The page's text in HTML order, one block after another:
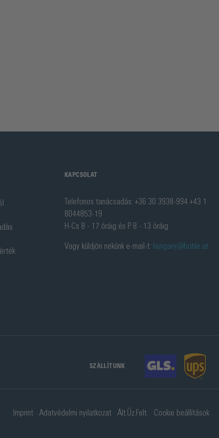
KAPCSOLAT
Telefonos tanácsadás: +36 30 3938-994 +43 1
8044853-19
H-Cs 8 - 17 óráig és P 8 - 13 óráig
Vagy küldjön nekünk e-mail-t: hungary@bohle.at
SZÁLLÍTUNK
Imprint Adatvédelmi nyilatkozat Ált.Üz.Felt. Cookie beállítások